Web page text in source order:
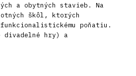
a obytných stavieb. Na
škôl, ktorých
funkcionalistickému poňatiu.
divadelné hry) a